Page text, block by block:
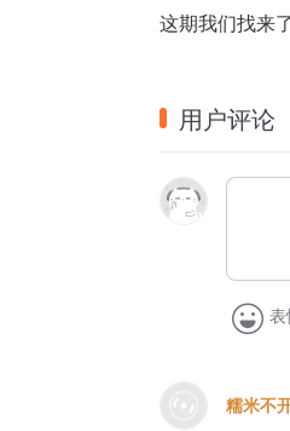
这期我们找来
用户评论
表
糯米不